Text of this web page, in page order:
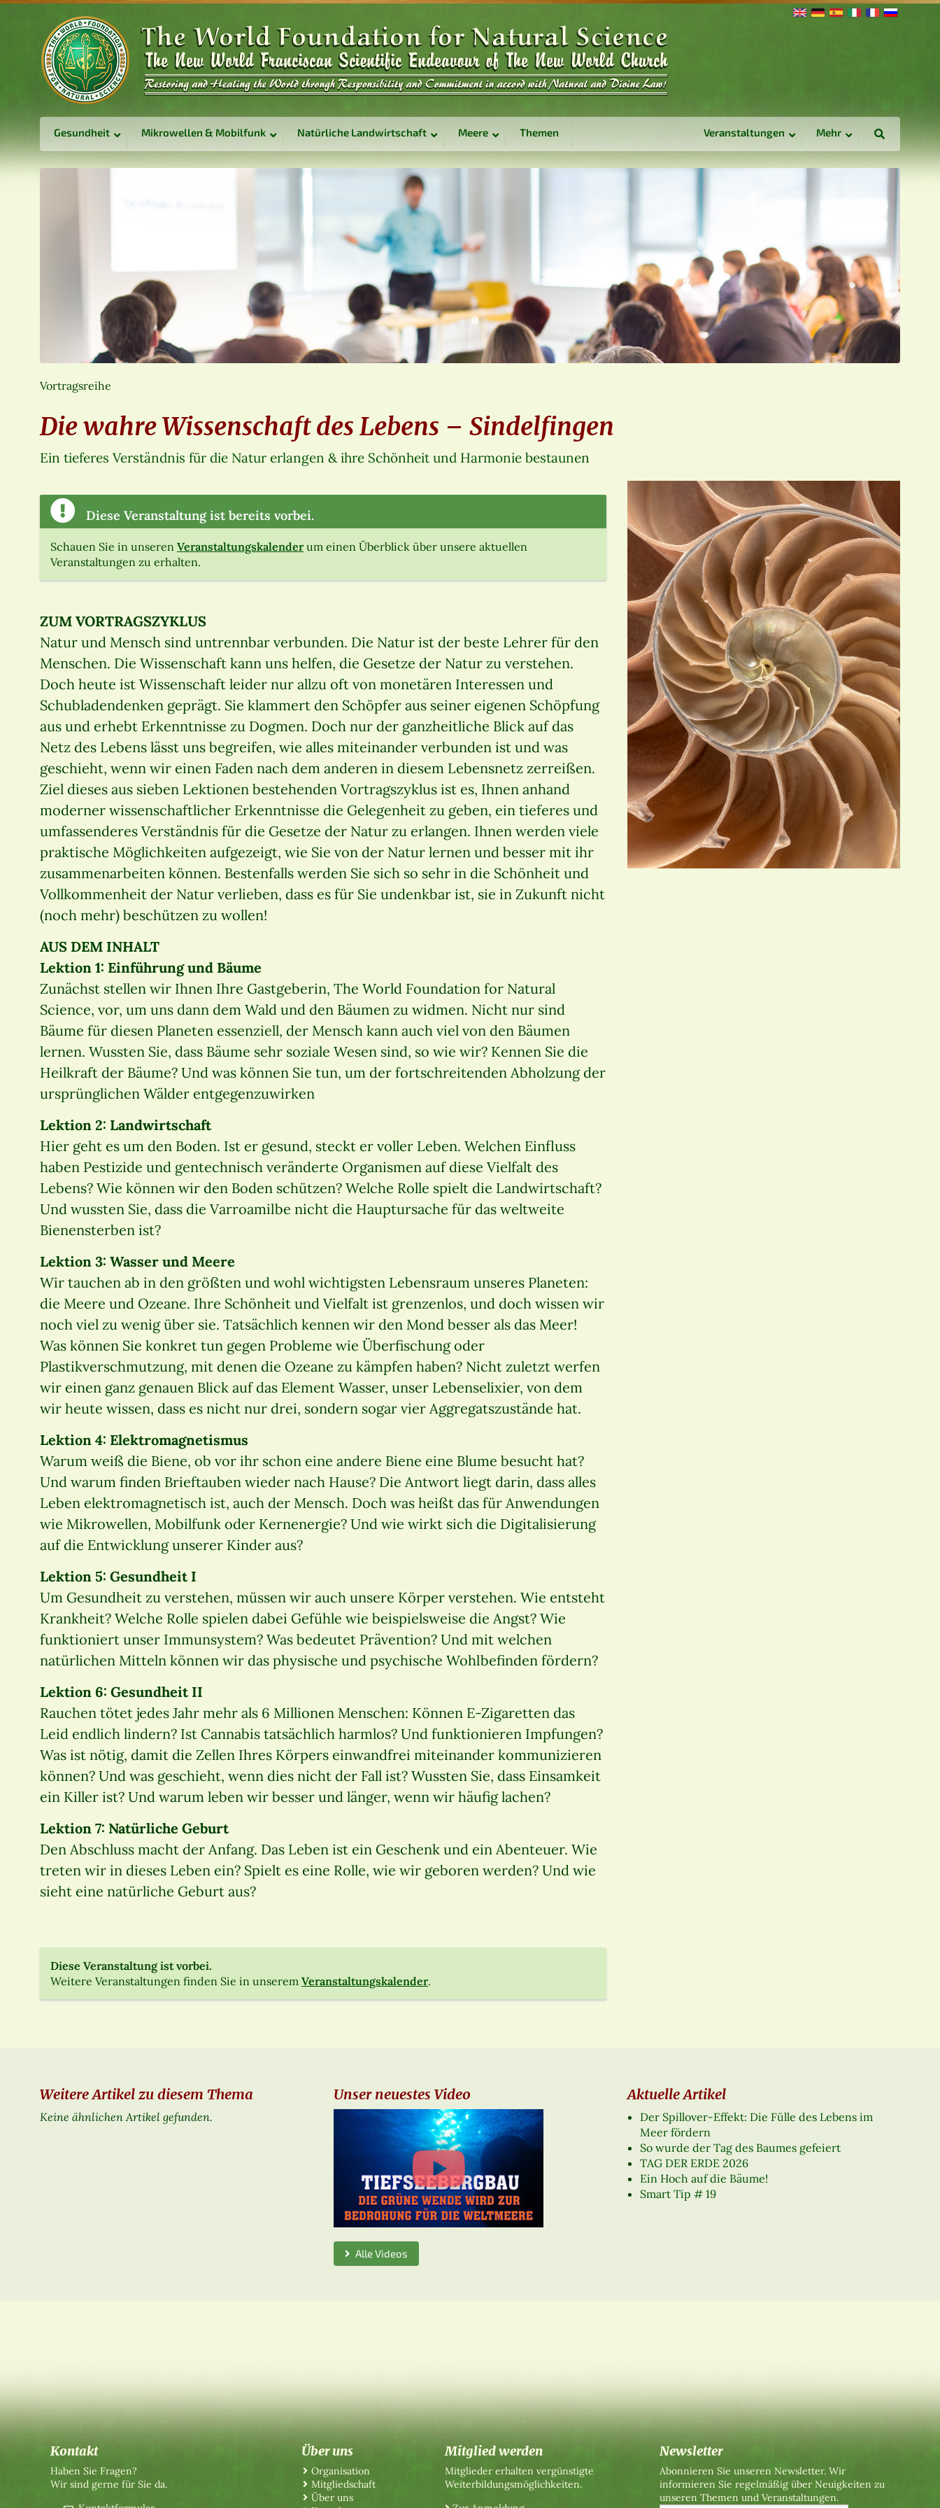
Gesundheit Mikrowellen & Mobilfunk Natürliche Landwirtschaft Meere Themen Veranstaltungen Mehr
Vortragsreihe
Die wahre Wissenschaft des Lebens – Sindelfingen
Ein tieferes Verständnis für die Natur erlangen & ihre Schönheit und Harmonie bestaunen
Diese Veranstaltung ist bereits vorbei.
Schauen Sie in unseren Veranstaltungskalenderum einen Überblick über unsere aktuellen
Veranstaltungen zu erhalten.
ZUM VORTRAGSZYKLUS
Natur und Mensch sind untrennbar verbunden. Die Natur ist der beste Lehrer für den
Menschen. Die Wissenschaft kann uns helfen, die Gesetze der Natur zu verstehen.
Doch heute ist Wissenschaft leider nur allzu oft von monetären Interessen und
Schubladendenken geprägt. Sie klammert den Schöpfer aus seiner eigenen Schöpfung
aus und erhebt Erkenntnisse zu Dogmen. Doch nur der ganzheitliche Blick auf das
Netz des Lebens lässt uns begreifen, wie alles miteinander verbunden ist und was
geschieht, wenn wir einen Faden nach dem anderen in diesem Lebensnetz zerreißen.
Ziel dieses aus sieben Lektionen bestehenden Vortragszyklus ist es, Ihnen anhand
moderner wissenschaftlicher Erkenntnisse die Gelegenheit zu geben, ein tieferes und
umfassenderes Verständnis für die Gesetze der Natur zu erlangen. Ihnen werden viele
praktische Möglichkeiten aufgezeigt, wie Sie von der Natur lernen und besser mit ihr
zusammenarbeiten können. Bestenfalls werden Sie sich so sehr in die Schönheit und
Vollkommenheit der Natur verlieben, dass es für Sie undenkbar ist, sie in Zukunft nicht
(noch mehr) beschützen zu wollen!
AUS DEM INHALT
Lektion 1: Einführung und Bäume
Zunächst stellen wir Ihnen Ihre Gastgeberin, The World Foundation for Natural
Science, vor, um uns dann dem Wald und den Bäumen zu widmen. Nicht nur sind
Bäume für diesen Planeten essenziell, der Mensch kann auch viel von den Bäumen
lernen. Wussten Sie, dass Bäume sehr soziale Wesen sind, so wie wir? Kennen Sie die
Heilkraft der Bäume? Und was können Sie tun, um der fortschreitenden Abholzung der
ursprünglichen Wälder entgegenzuwirken
Lektion 2: Landwirtschaft
Hier geht es um den Boden. Ist er gesund, steckt er voller Leben. Welchen Einfluss
haben Pestizide und gentechnisch veränderte Organismen auf diese Vielfalt des
Lebens? Wie können wir den Boden schützen? Welche Rolle spielt die Landwirtschaft?
Und wussten Sie, dass die Varroamilbe nicht die Hauptursache für das weltweite
Bienensterben ist?
Lektion 3: Wasser und Meere
Wir tauchen ab in den größten und wohl wichtigsten Lebensraum unseres Planeten:
die Meere und Ozeane. Ihre Schönheit und Vielfalt ist grenzenlos, und doch wissen wir
noch viel zu wenig über sie. Tatsächlich kennen wir den Mond besser als das Meer!
Was können Sie konkret tun gegen Probleme wie Überfischung oder
Plastikverschmutzung, mit denen die Ozeane zu kämpfen haben? Nicht zuletzt werfen
wir einen ganz genauen Blick auf das Element Wasser, unser Lebenselixier, von dem
wir heute wissen, dass es nicht nur drei, sondern sogar vier Aggregatszustände hat.
Lektion 4: Elektromagnetismus
Warum weiß die Biene, ob vor ihr schon eine andere Biene eine Blume besucht hat?
Und warum finden Brieftauben wieder nach Hause? Die Antwort liegt darin, dass alles
Leben elektromagnetisch ist, auch der Mensch. Doch was heißt das für Anwendungen
wie Mikrowellen, Mobilfunk oder Kernenergie? Und wie wirkt sich die Digitalisierung
auf die Entwicklung unserer Kinder aus?
Lektion 5: Gesundheit I
Um Gesundheit zu verstehen, müssen wir auch unsere Körper verstehen. Wie entsteht
Krankheit? Welche Rolle spielen dabei Gefühle wie beispielsweise die Angst? Wie
funktioniert unser Immunsystem? Was bedeutet Prävention? Und mit welchen
natürlichen Mitteln können wir das physische und psychische Wohlbefinden fördern?
Lektion 6: Gesundheit II
Rauchen tötet jedes Jahr mehr als 6 Millionen Menschen: Können E-Zigaretten das
Leid endlich lindern? Ist Cannabis tatsächlich harmlos? Und funktionieren Impfungen?
Was ist nötig, damit die Zellen Ihres Körpers einwandfrei miteinander kommunizieren
können? Und was geschieht, wenn dies nicht der Fall ist? Wussten Sie, dass Einsamkeit
ein Killer ist? Und warum leben wir besser und länger, wenn wir häufig lachen?
Lektion 7: Natürliche Geburt
Den Abschluss macht der Anfang. Das Leben ist ein Geschenk und ein Abenteuer. Wie
treten wir in dieses Leben ein? Spielt es eine Rolle, wie wir geboren werden? Und wie
sieht eine natürliche Geburt aus?
Diese Veranstaltung ist vorbei.
Weitere Veranstaltungen finden Sie in unserem Veranstaltungskalender.
Weitere Artikel zu diesem Thema
Keine ähnlichen Artikel gefunden.
Unser neuestes Video
Alle Videos
Aktuelle Artikel
Der Spillover-Effekt: Die Fülle des Lebens im
Meer fördern
So wurde der Tag des Baumes gefeiert
TAG DER ERDE 2026
Ein Hoch auf die Bäume!
Smart Tip # 19
Kontakt
Haben Sie Fragen?
Wir sind gerne für Sie da.
Über uns
Organisation
Mitgliedschaft
Über uns
Mitglied werden
Mitglieder erhalten vergünstigte
Weiterbildungsmöglichkeiten.
Newsletter
Abonnieren Sie unseren Newsletter. Wir
informieren Sie regelmäßig über Neuigkeiten zu
unseren Themen und Veranstaltungen.